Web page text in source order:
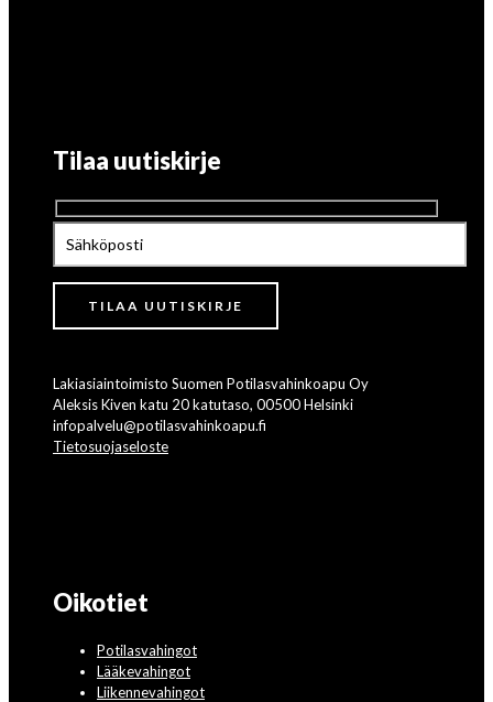
Tilaa uutiskirje
Lakiasiaintoimisto Suomen Potilasvahinkoapu Oy
Aleksis Kiven katu 20 katutaso, 00500 Helsinki
infopalvelu@potilasvahinkoapu.fi
Tietosuojaseloste
Oikotiet
Potilasvahingot
Lääkevahingot
Liikennevahingot